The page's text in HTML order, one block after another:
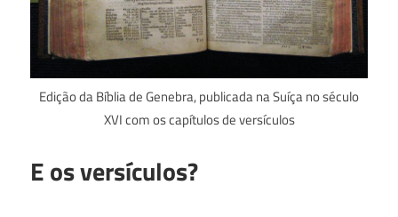
Edição da Bíblia de Genebra, publicada na Suíça no século
XVI com os capítulos de versículos
E os versículos?